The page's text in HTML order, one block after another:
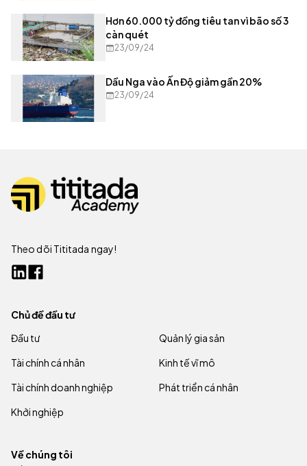
Hơn 60.000 tỷ đồng tiêu tan vì bão số 3
càn quét
23/09/24
Dầu Nga vào Ấn Độ giảm gần 20%
23/09/24
Theo dõi Tititada ngay!
Chủ đề đầu tư
Đầu tư
Quản lý gia sản
Tài chính cá nhân
Kinh tế vĩ mô
Tài chính doanh nghiệp
Phát triển cá nhân
Khởi nghiệp
Về chúng tôi